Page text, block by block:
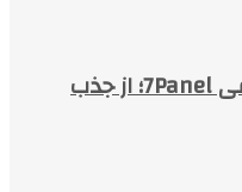
خدمات شبکه‌های اجتماعی 7Panel؛ از جذب